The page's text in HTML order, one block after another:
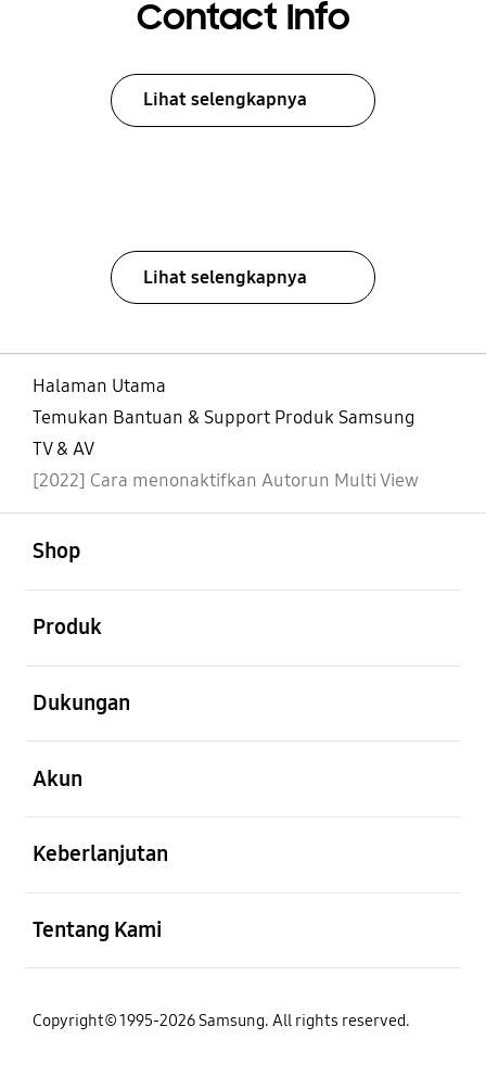
Contact Info
Lihat selengkapnya
Lihat selengkapnya
Halaman Utama
Temukan Bantuan & Support Produk Samsung
TV & AV
[2022] Cara menonaktifkan Autorun Multi View
Shop
Produk
Dukungan
Akun
Keberlanjutan
Tentang Kami
Copyright© 1995-2026 Samsung. All rights reserved.